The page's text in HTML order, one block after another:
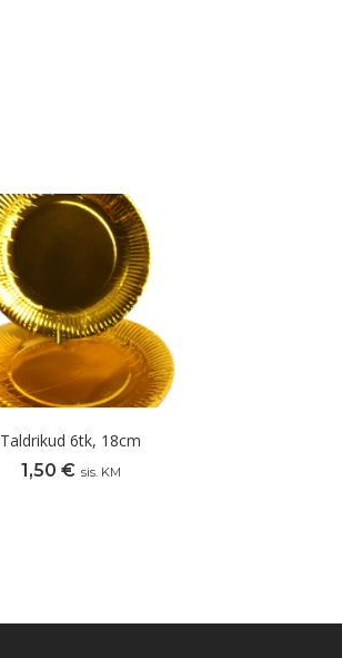
Taldrikud 6tk, 18cm
1,50 € sis. KM